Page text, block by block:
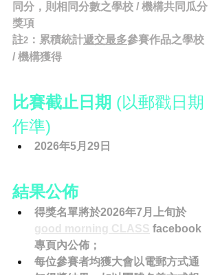
同分，則相同分數之學校 / 機構共同瓜分
獎項
註2 ：累積統計遞交最多參賽作品之學校
/ 機構獲得
比賽截止日期 (以郵戳日期
作準)
2026年5月29日
結果公佈
得獎名單將於2026年7月上旬於
good morning CLASS facebook
專頁內公佈；
每位參賽者均獲大會以電郵方式通